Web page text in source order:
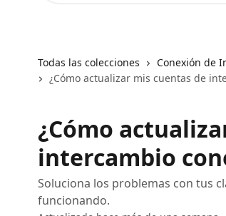
Todas las colecciones Conexión de
¿Cómo actualizar mis cuentas de
¿Cómo
intercambio
Soluciona los problemas con tus
funcionando.